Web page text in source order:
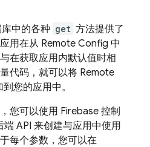
中的各种 get 方法提供了
用在从 Remote Config 中
在获取应用内默认值时相
代码，就可以将 Remote
您的应用中。
您可以使用 Firebase 控制
端 API 来创建与应用中使用
每个参数，您可以在